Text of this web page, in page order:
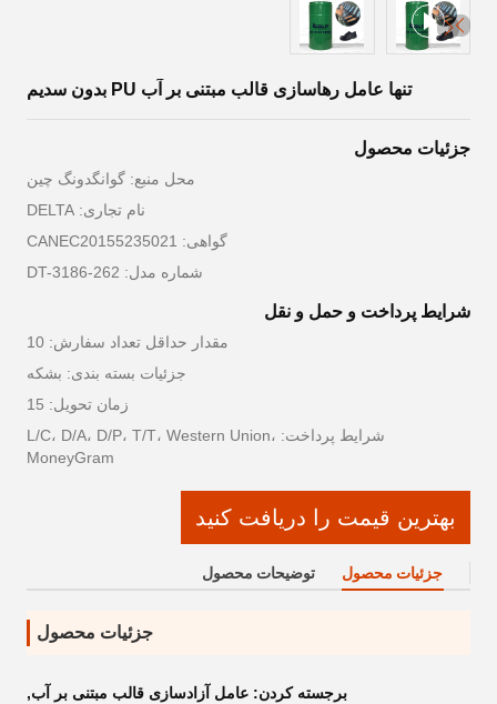
تنها عامل رهاسازی قالب مبتنی بر آب PU بدون سدیم
جزئیات محصول
محل منبع: گوانگدونگ چین
نام تجاری: DELTA
گواهی: CANEC20155235021
شماره مدل: DT-3186-262
شرایط پرداخت و حمل و نقل
مقدار حداقل تعداد سفارش: 10
جزئیات بسته بندی: بشکه
زمان تحویل: 15
شرایط پرداخت: L/C، D/A، D/P، T/T، Western Union،
MoneyGram
بهترین قیمت را دریافت کنید
جزئیات محصول توضیحات محصول
جزئیات محصول
برجسته کردن: عامل آزادسازی قالب مبتنی بر آب,